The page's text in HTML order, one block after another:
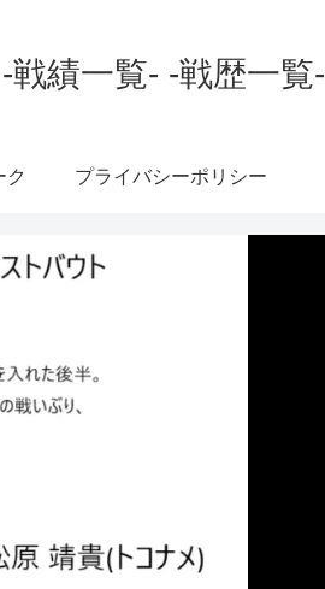
績一覧- -戦歴一覧-
ク プライバシーポリシー